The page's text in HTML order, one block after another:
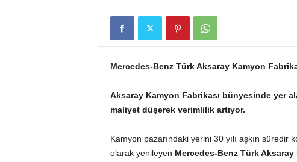
Mercedes-Benz Türk Aksaray Kamyon
Aksaray Kamyon Fabrikası bünyesinde yer
maliyet düşerek verimlilik artıyor.
Kamyon pazarındaki yerini 30 yılı aşkın
olarak yenileyen Mercedes-Benz Türk Aksaray